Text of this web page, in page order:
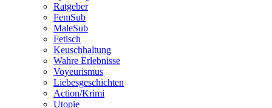
Ratgeber
FemSub
MaleSub
Fetisch
Keuschhaltung
Wahre Erlebnisse
Voyeurismus
Liebesgeschichten
Action/Krimi
Utopie